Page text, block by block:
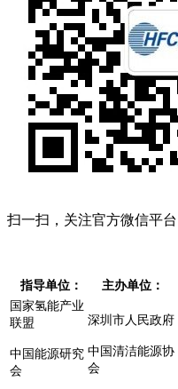
扫一扫，关注官方微信平台
指导单位： 主办单位：
国家氢能产业
联盟
中国能源研究
会
深圳市人民政府
中国清洁能源协
会